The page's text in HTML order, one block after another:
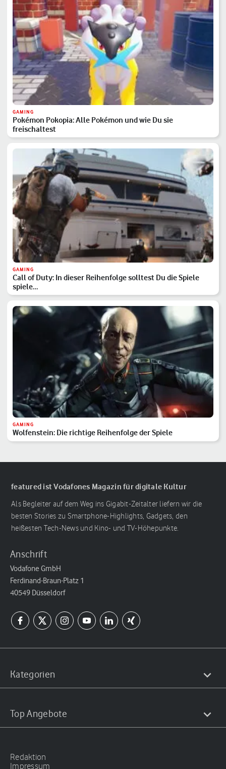
GAMING
Pokémon Pokopia: Alle Pokémon und wie Du sie
freischaltest
GAMING
Call of Duty: In dieser Reihenfolge solltest Du die Spiele
spiele…
GAMING
Wolfenstein: Die richtige Reihenfolge der Spiele
featured ist Vodafones Magazin für digitale Kultur
Als Begleiter auf dem Weg ins Gigabit-Zeitalter liefern wir die
besten Stories zu Smartphone-Highlights, Gadgets, den
heißesten Tech-News und Kino- und TV-Höhepunkte.
Anschrift
Vodafone GmbH
Ferdinand-Braun-Platz 1
40549 Düsseldorf
Kategorien
Top Angebote
Redaktion
Impressum